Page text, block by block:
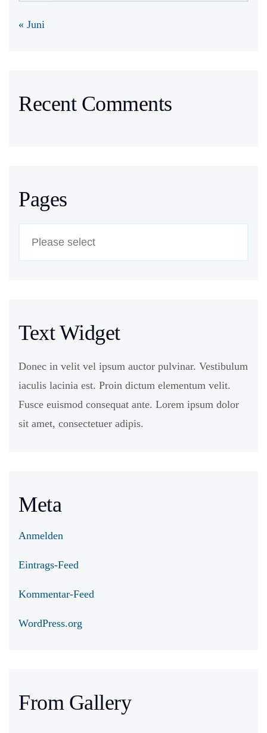
« Juni
Recent Comments
Pages
Text Widget
Donec in velit vel ipsum auctor pulvinar. Vestibulum
iaculis lacinia est. Proin dictum elementum velit.
Fusce euismod consequat ante. Lorem ipsum dolor
sit amet, consectetuer adipis.
Meta
Anmelden
Eintrags-Feed
Kommentar-Feed
WordPress.org
From Gallery